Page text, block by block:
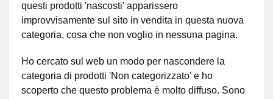
questi prodotti 'nascosti' apparissero
improvvisamente sul sito in vendita in questa nuova
categoria, cosa che non voglio in nessuna pagina.
Ho cercato sul web un modo per nascondere la
categoria di prodotti 'Non categorizzato' e ho
scoperto che questo problema è molto diffuso. Sono